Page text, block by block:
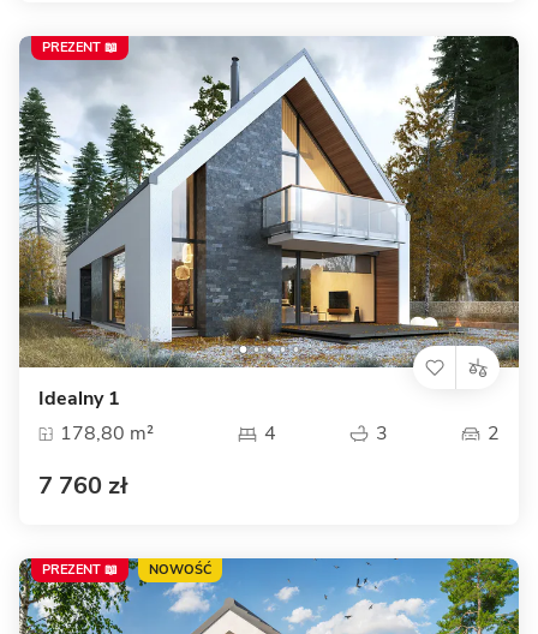
Idealny 1
178,80 m²
4 3 2
7 760 zł
PREZENT 📖
PREZENT 📖 NOWOŚĆ